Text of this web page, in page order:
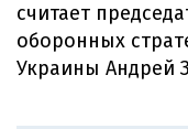
считает
оборонных
Украины Андрей